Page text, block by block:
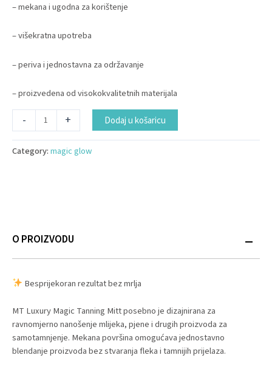
– mekana i ugodna za korištenje
– višekratna upotreba
– periva i jednostavna za održavanje
– proizvedena od visokokvalitetnih materijala
- + Dodaj u košaricu
Category:magic glow
O PROIZVODU
Besprijekoran rezultat bez mrlja
MT Luxury Magic Tanning Mitt posebno je dizajnirana za
ravnomjerno nanošenje mlijeka, pjene i drugih proizvoda za
samotamnjenje. Mekana površina omogućava jednostavno
blendanje proizvoda bez stvaranja fleka i tamnijih prijelaza.